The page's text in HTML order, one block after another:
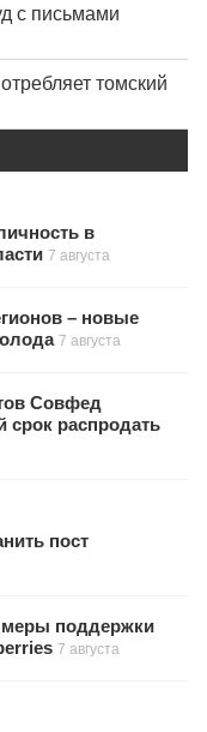
с письмами
томский
в
7 августа
– новые
7 августа
Совфед
срок распродать
пост
меры поддержки
7 августа